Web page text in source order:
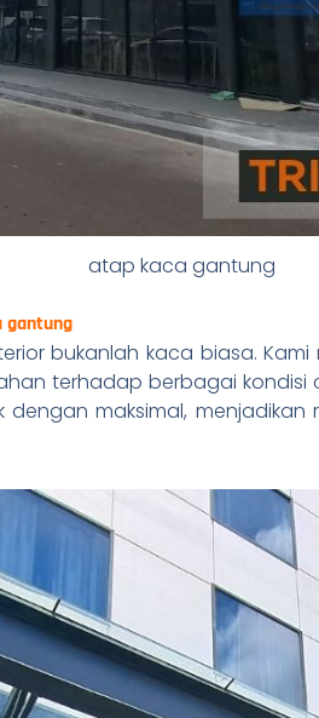
atap kaca gantung
gantung
bukanlah kaca biasa.
terhadap berbagai kondisi
maksimal,